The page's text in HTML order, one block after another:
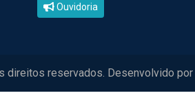
Ouvidoria
direitos reservados. Desenvolvido por